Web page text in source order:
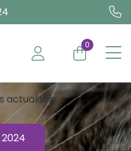
0
actualités